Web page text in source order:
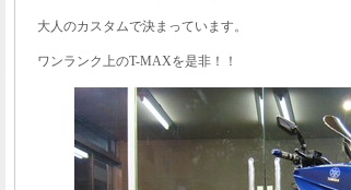
大人のカスタムで決まっています。
ワンランク上のT-MAXを是非！！
サービス工場